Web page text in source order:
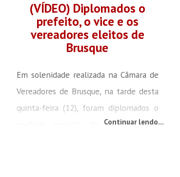
(VÍDEO) Diplomados o
prefeito, o vice e os
vereadores eleitos de
Brusque
Em solenidade realizada na Câmara de
Vereadores de Brusque, na tarde desta
quinta-feira (12), foram diplomados o
prefeito reeleito da cidade, André
Continuar lendo...